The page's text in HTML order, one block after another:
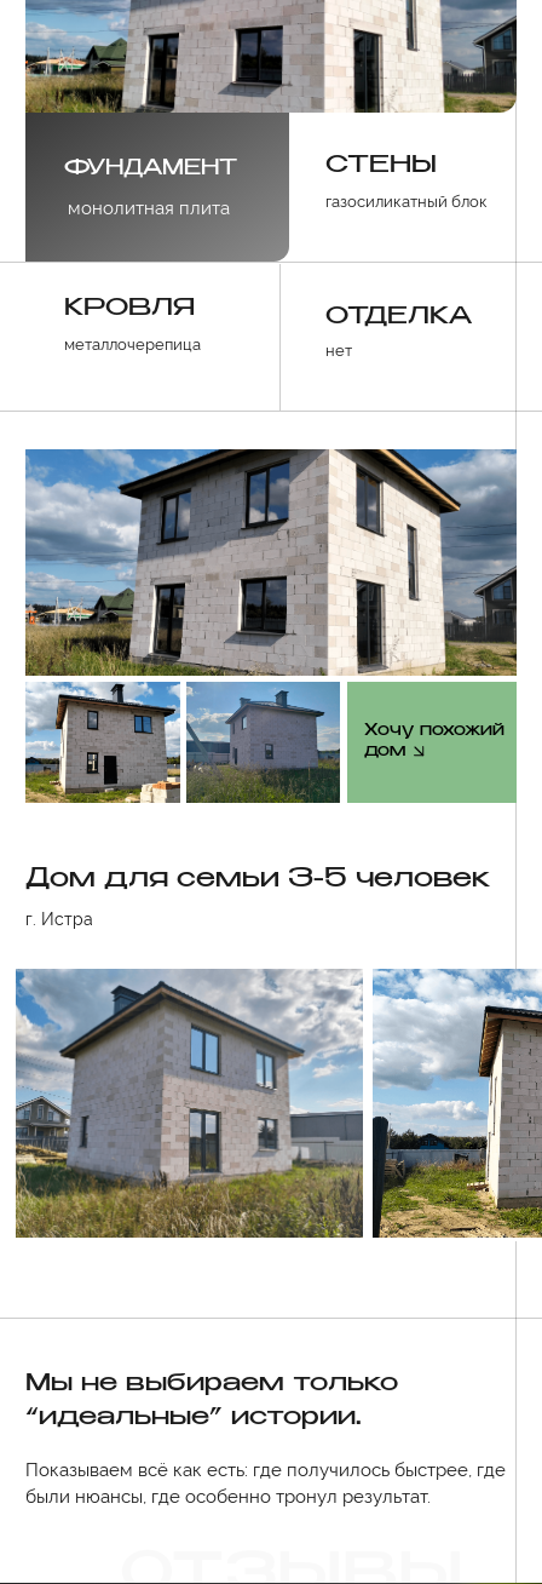
КРОВЛЯ ОТДЕЛКА
металлочерепица нет
Хочу похожий
Хочу похожий
г. Истра
Мы не выбираем только
были нюансы, где особенно тронул результат.
отзывы
Рассчитать стоимость дома
Рассчитайте стоимость
своего дома мечты
Ответьте всего на 3 вопроса,
чтобы узнать стоимость и сроки
8 920 186 97 45
О компании
Отзывы
Адрес